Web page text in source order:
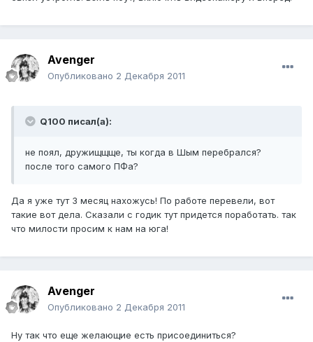
Avenger
Опубликовано 2 Декабря 2011
Q100 писал(а):
не поял, дружищщще, ты когда в Шым перебрался?
после того самого ПФа?
Да я уже тут 3 месяц нахожусь! По работе перевели, вот
такие вот дела. Сказали с годик тут придется поработать. так
что милости просим к нам на юга!
Avenger
Опубликовано 2 Декабря 2011
Ну так что еще желающие есть присоединиться?